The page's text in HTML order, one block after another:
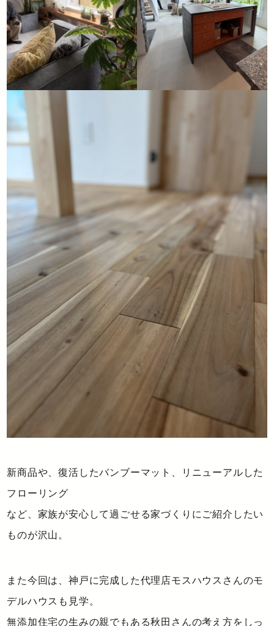
新商品や、復活したバンブーマット、リニューアルした
フローリング
など、家族が安心して過ごせる家づくりにご紹介したい
ものが沢山。
また今回は、神戸に完成した代理店モスハウスさんのモ
デルハウスも見学。
無添加住宅の生みの親でもある秋田さんの考え方をしっ